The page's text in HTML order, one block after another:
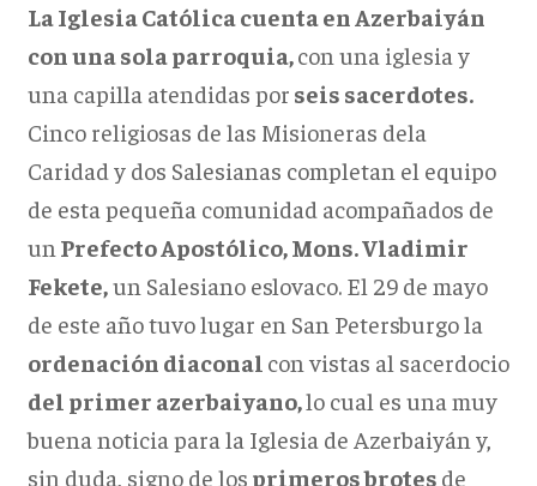
La Iglesia Católica cuenta en Azerbaiyán
con una sola parroquia,con una iglesia y
una capilla atendidas por seis sacerdotes.
Cinco religiosas de las Misioneras dela
Caridad y dos Salesianas completan el equipo
de esta pequeña comunidad acompañados de
un Prefecto Apostólico, Mons. Vladimir
Fekete,un Salesiano eslovaco. El 29 de mayo
de este año tuvo lugar en San Petersburgo la
ordenación diaconal con vistas al sacerdocio
del primer azerbaiyano,lo cual es una muy
buena noticia para la Iglesia de Azerbaiyán y,
sin duda, signo de los primeros brotes de